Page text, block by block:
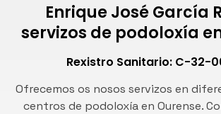
Enrique José García
servizos de podoloxía
Rexistro Sanitario: C-32-
Ofrecemos os nosos servizos en
centros de podoloxía en Ourense.